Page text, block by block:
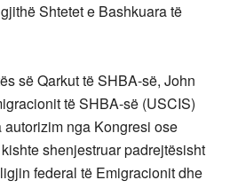
Shtetet e Bashkuara të
së Qarkut të SHBA-së, John
të SHBA-së (USCIS)
nga Kongresi ose
shenjestruar padrejtësisht
federal të Emigracionit dhe